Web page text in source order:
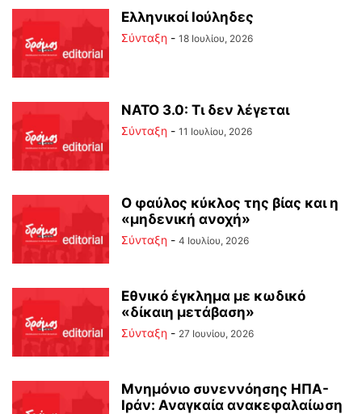
Ελληνικοί Ιούληδες
Σύνταξη - 18 Ιουλίου, 2026
ΝΑΤΟ 3.0: Τι δεν λέγεται
Σύνταξη - 11 Ιουλίου, 2026
Ο φαύλος κύκλος της βίας και η
«μηδενική ανοχή»
Σύνταξη - 4 Ιουλίου, 2026
Εθνικό έγκλημα με κωδικό
«δίκαιη μετάβαση»
Σύνταξη - 27 Ιουνίου, 2026
Μνημόνιο συνεννόησης ΗΠΑ-
Ιράν: Αναγκαία ανακεφαλαίωση